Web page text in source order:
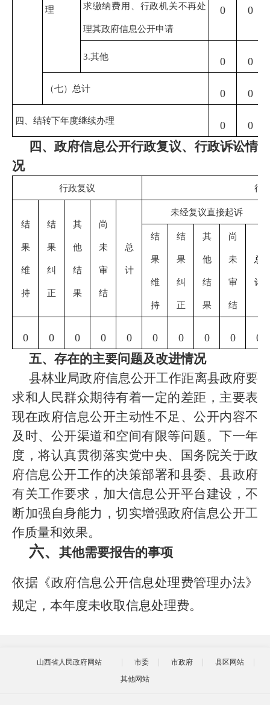
理 求缴纳费用、行政机关不再处
理其政府信息公开申请
0 0
3.其他 0 0
（七）总计 0 0
四、结转下年度继续办理 0 0
四、政府信息公开行政复议、行政诉讼情
况
行政复议 行
结
果
维
持
结
果
纠
正
其
他
结
果
尚
未
审
结
总
计
未经复议直接起诉
结
果
维
持
结
果
纠
正
其
他
结
果
尚
未
审
结
总
计
0 0 0 0 0 0 0 0 0 0
五、存在的主要问题及改进情况
县林业局政府信息公开工作距离县政府要
求和人民群众期待有着一定的差距，主要表
现在政府信息公开主动性不足、公开内容不
及时、公开渠道和空间有限等问题。下一年
度，将认真贯彻落实党中央、国务院关于政
府信息公开工作的决策部署和县委、县政府
有关工作要求，加大信息公开平台建设，不
断加强自身能力，切实增强政府信息公开工
作质量和效果。
六、 其他需要报告的事项
依据《政府信息公开信息处理费管理办法》
规定，本年度未收取信息处理费。
山西省人民政府网站 市委 市政府
县区网站
其他网站